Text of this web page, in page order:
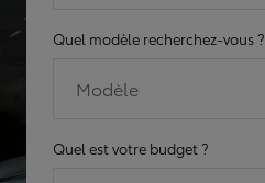
Quel modèle recherchez-vous ?
Modèle
Quel est votre budget ?